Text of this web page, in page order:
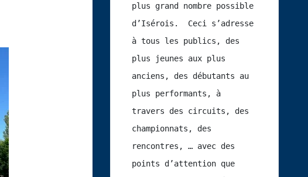
plus grand nombre possible
d’Isérois.  Ceci s’adresse
à tous les publics, des
plus jeunes aux plus
anciens, des débutants au
plus performants, à
travers des circuits, des
championnats, des
rencontres, … avec des
points d’attention que